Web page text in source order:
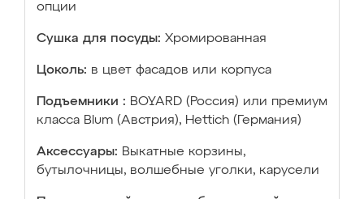
опции
Сушка для посуды: Хромированная
Цоколь: в цвет фасадов или корпуса
Подъемники : BOYARD (Россия) или премиум
класса Blum (Австрия), Hettich (Германия)
Аксессуары: Выкатные корзины,
бутылочницы, волшебные уголки, карусели